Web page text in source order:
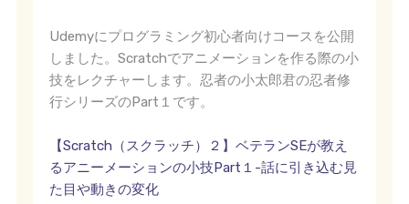
Udemyにプログラミング初心者向けコースを公開
しました。Scratchでアニメーションを作る際の小
技をレクチャーします。忍者の小太郎君の忍者修
行シリーズのPart１です。
【Scratch（スクラッチ）２】ベテランSEが教え
るアニーメーションの小技Part１-話に引き込む見
た目や動きの変化